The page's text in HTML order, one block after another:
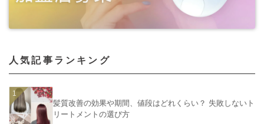
人気記事ランキング
髪質改善の効果や期間、値段はどれくらい？ 失敗しないト
リートメントの選び方